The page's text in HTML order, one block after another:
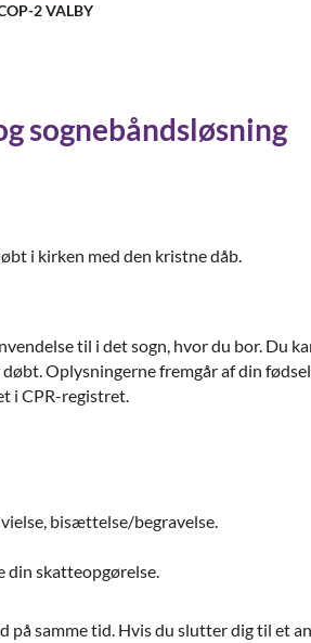
2 VALBY
sognebåndsløsning
i kirken med den kristne dåb.
til i det sogn, hvor du bor. Du
Oplysningerne fremgår af din
i CPR-registret.
bisættelse/begravelse.
din skatteopgørelse.
samme tid. Hvis du slutter dig til et